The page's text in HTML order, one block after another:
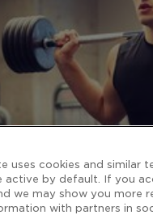
uses cookies and similar
active by default. If you
we may show you more
with partners in